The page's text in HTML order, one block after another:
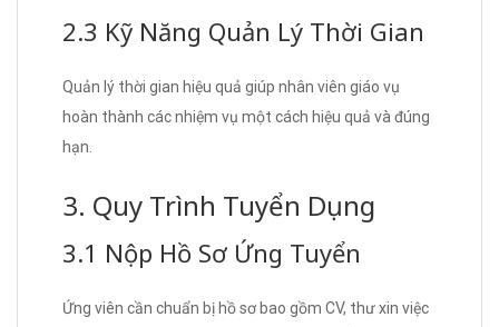
2.3 Kỹ Năng Quản Lý Thời Gian
Quản lý thời gian hiệu quả giúp nhân viên giáo vụ
hoàn thành các nhiệm vụ một cách hiệu quả và đúng
hạn.
3. Quy Trình Tuyển Dụng
3.1 Nộp Hồ Sơ Ứng Tuyển
Ứng viên cần chuẩn bị hồ sơ bao gồm CV, thư xin việc